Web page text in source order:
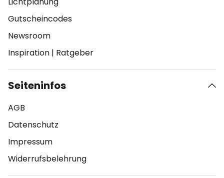
Gutscheincodes
Newsroom
Inspiration | Ratgeber
Seiteninfos
AGB
Datenschutz
Impressum
Widerrufsbelehrung